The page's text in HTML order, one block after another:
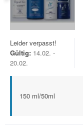
Leider verpasst!
Gültig: 14.02. -
20.02.
150 ml/50ml